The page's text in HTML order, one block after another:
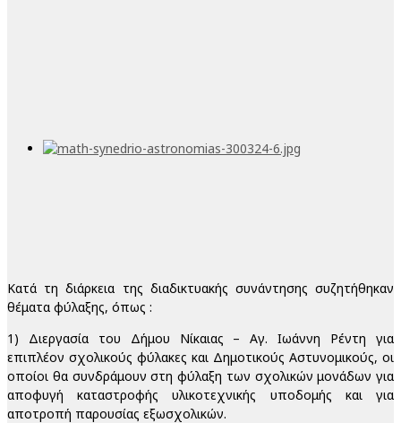
Κατά τη διάρκεια της διαδικτυακής συνάντησης συζητήθηκαν
θέματα φύλαξης, όπως :
1) Διεργασία του Δήμου Νίκαιας – Αγ. Ιωάννη Ρέντη για
επιπλέον σχολικούς φύλακες και Δημοτικούς Αστυνομικούς, οι
οποίοι θα συνδράμουν στη φύλαξη των σχολικών μονάδων για
αποφυγή καταστροφής υλικοτεχνικής υποδομής και για
αποτροπή παρουσίας εξωσχολικών.